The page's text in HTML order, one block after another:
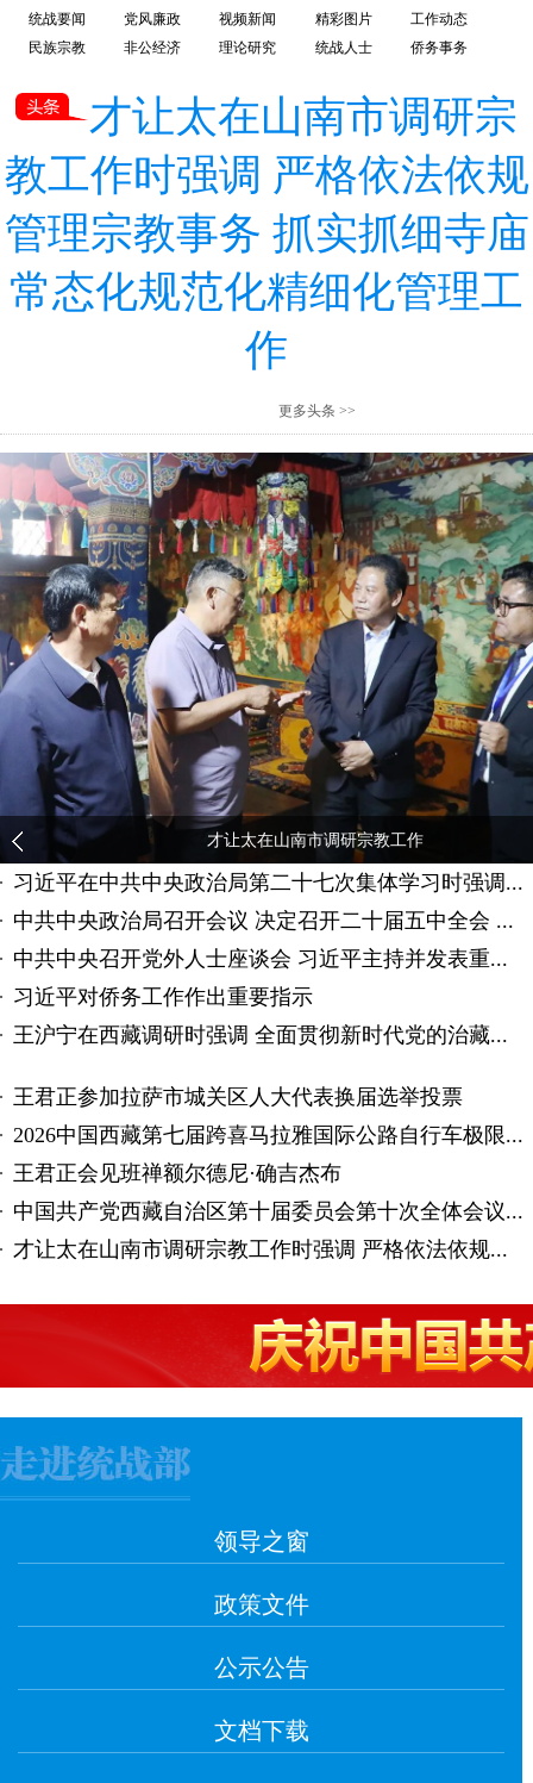
统战要闻 党风廉政 视频新闻 精彩图片
工作动态
民族宗教
非公经济 理论研究 统战人士 侨务事务
才让太在山南市调研宗
教工作时强调 严格依法依规
管理宗教事务 抓实抓细寺庙
常态化规范化精细化管理工
作
更多头条 >>
才让太在山南市调研宗教工作
习近平在中共中央政治局第二十七次集体学习时强调...
中共中央政治局召开会议 决定召开二十届五中全会 ...
中共中央召开党外人士座谈会 习近平主持并发表重...
习近平对侨务工作作出重要指示
王沪宁在西藏调研时强调 全面贯彻新时代党的治藏...
王君正参加拉萨市城关区人大代表换届选举投票
2026中国西藏第七届跨喜马拉雅国际公路自行车极限...
王君正会见班禅额尔德尼·确吉杰布
中国共产党西藏自治区第十届委员会第十次全体会议...
才让太在山南市调研宗教工作时强调 严格依法依规...
领导之窗
政策文件
公示公告
文档下载